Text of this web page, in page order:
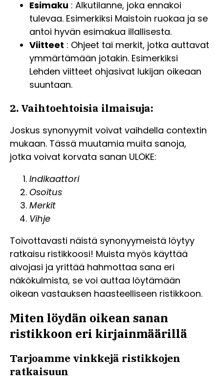
Esimaku : Alkutilanne, joka ennakoi
tulevaa. Esimerkiksi Maistoin ruokaa ja se
antoi hyvän esimakua illallisesta.
Viitteet : Ohjeet tai merkit, jotka auttavat
ymmärtämään jotakin. Esimerkiksi
Lehden viitteet ohjasivat lukijan oikeaan
suuntaan.
2. Vaihtoehtoisia ilmaisuja:
Joskus synonyymit voivat vaihdella contextin
mukaan. Tässä muutamia muita sanoja,
jotka voivat korvata sanan ULOKE:
Indikaattori
Osoitus
Merkit
Vihje
Toivottavasti näistä synonyymeistä löytyy
ratkaisu ristikkoosi! Muista myös käyttää
aivojasi ja yrittää hahmottaa sana eri
näkökulmista, se voi auttaa löytämään
oikean vastauksen haasteelliseen ristikkoon.
Miten löydän oikean sanan
ristikkoon eri kirjainmäärillä
Tarjoamme vinkkejä ristikkojen
ratkaisuun